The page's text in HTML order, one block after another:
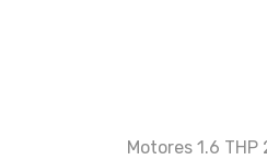
Motores 1.6